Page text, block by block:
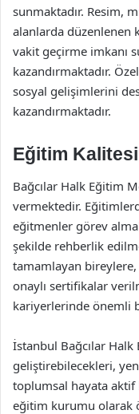
sunmaktadır. Resim,
alanlarda düzenlenen
vakit geçirme imkanı
kazandırmaktadır.
sosyal gelişimlerini
kazandırmaktadır.
Eğitim
Bağcılar Halk Eğitim
vermektedir.
eğitmenler görev
şekilde rehberlik
tamamlayan bireylere,
onaylı sertifikalar
kariyerlerinde önemli
İstanbul Bağcılar
geliştirebilecekleri,
toplumsal hayata
eğitim kurumu olarak